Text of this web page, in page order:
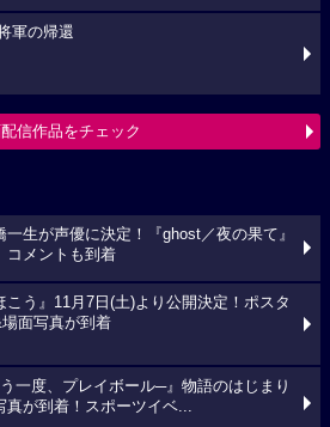
軍の帰還
信作品をチェック
一生が声優に決定！『ghost／夜の果て』
コメントも到着
こう』11月7日(土)より公開決定！ポスタ
面写真が到着
一度、プレイボール─』物語のはじまり
真が到着！スポーツイベ...